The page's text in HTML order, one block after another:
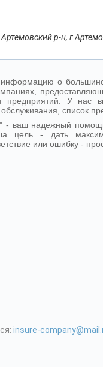
р-н, г
о
предприятий. У
список
- ваш надежный
цель - дать
или ошибку -
insure-